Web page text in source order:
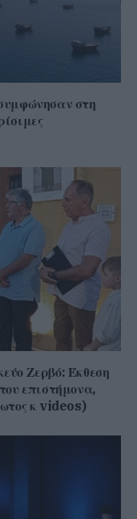
στη
Ζερβό: Έκθεση
επιστήμονα,
κ videos)